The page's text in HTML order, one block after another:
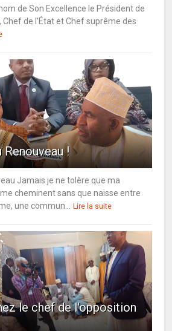
de Son Excellence le Président de
Chef de l'État et Chef suprême des
Renouveau !
Jamais je ne tolère que ma
cheminent sans que naisse entre
une commun...
Lire la suite
le chef de l'opposition